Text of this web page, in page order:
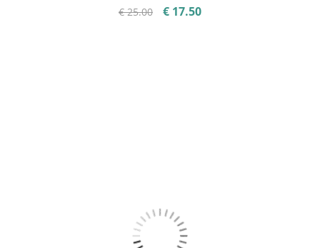
€25.00
Original
€ 17.50Η